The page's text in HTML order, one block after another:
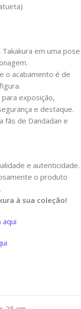
em uma pose
o acabamento é de
exposição,
e destaque.
fãs de Dandadan e
e autenticidade.
o produto
à sua coleção!
aqui